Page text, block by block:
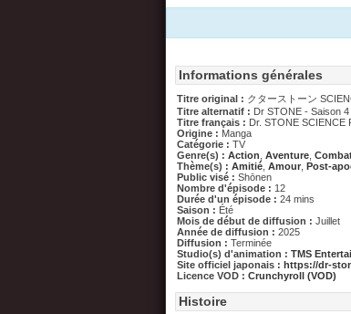
Informations générales
Titre original : クターストーン
Titre alternatif : Dr STONE - Saison 4
Titre français : Dr. STONE SCIENCE
Origine : Manga
Catégorie : TV
Genre(s) : Action Aventure
Thème(s) : Amitié Amour Post-
Public visé : Shōnen
Nombre d'épisode : 12
Durée d'un épisode : 24 mins
Saison : Été
Mois de début de diffusion : Juillet
Année de diffusion : 2025
Diffusion : Terminée
Studio(s) d'animation : TMS
Site officiel japonais : https://dr-
Licence VOD : Crunchyroll (VOD)
Histoire